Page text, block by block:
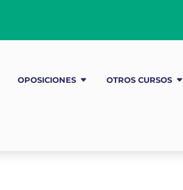
OPOSICIONES OTROS CURSOS